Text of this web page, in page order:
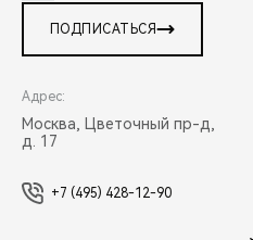
ПОДПИСАТЬСЯ
Адрес:
Москва, Цветочный пр-д,
д. 17
+7 (495) 428-12-90